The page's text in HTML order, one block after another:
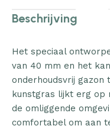
Beschrijving
Het speciaal
van 40 mm en het
onderhoudsvrij gazon
kunstgras lijkt erg op
de omliggende
comfortabel om aan